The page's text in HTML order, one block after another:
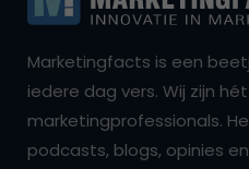
Marketingfacts is een
iedere dag vers. Wij zijn
marketingprofessionals.
podcasts, blogs, opinies